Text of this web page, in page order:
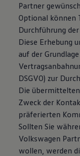
Partner
Optional können
Durchführung
Diese Erhebung
auf der
DSGVO) zur
Die
Zweck der
präferierten
Sollten Sie
Volkswagen
wollen, werden